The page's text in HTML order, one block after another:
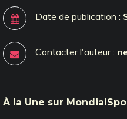
Date de publication :
Contacter l'auteur :
À la Une sur